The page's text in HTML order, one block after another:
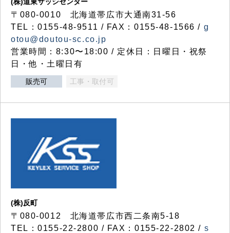
〒080-0010 北海道帯広市大通南31-56
TEL：0155-48-9511 / FAX：0155-48-1566 / g
otou@doutou-sc.co.jp
営業時間：8:30〜18:00 / 定休日：日曜日・祝祭
日・他・土曜日有
販売可 工事・取付可
(株)反町
〒080-0012 北海道帯広市西二条南5-18
TEL：0155-22-2800 / FAX：0155-22-2802 / s